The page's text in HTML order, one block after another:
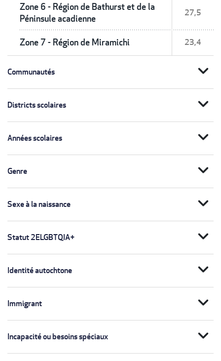
Zone 6 - Région de Bathurst et de la
Péninsule acadienne
27,5
Zone 7 - Région de Miramichi 23,4
Communautés expand_more
Districts scolaires expand_more
Années scolaires expand_more
Genre expand_more
Sexe à la naissance expand_more
Statut 2ELGBTQIA+ expand_more
Identité autochtone expand_more
Immigrant expand_more
Incapacité ou besoins spéciaux expand_more